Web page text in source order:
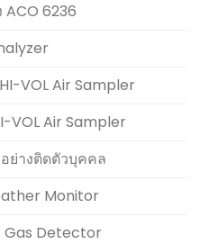
ACO 6236
VOL Air Sampler
VOL Air Sampler
ย่างติดตัวบุคคล
Monitor
Gas Detector